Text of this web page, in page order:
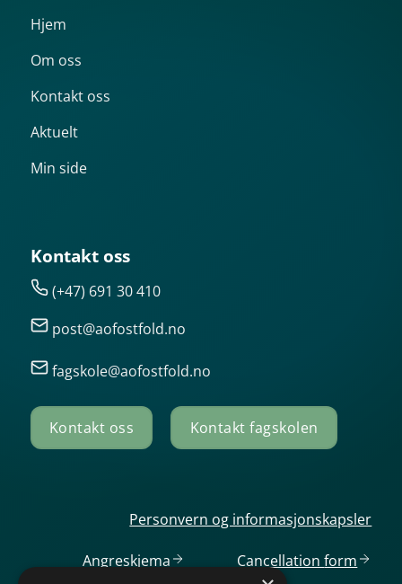
Hjem
Om oss
Kontakt oss
Aktuelt
Min side
Kontakt oss
(+47) 691 30 410
post@aofostfold.no
fagskole@aofostfold.no
Kontakt oss Kontakt fagskolen
Personvern og informasjonskapsler
Angreskjema Cancellationform